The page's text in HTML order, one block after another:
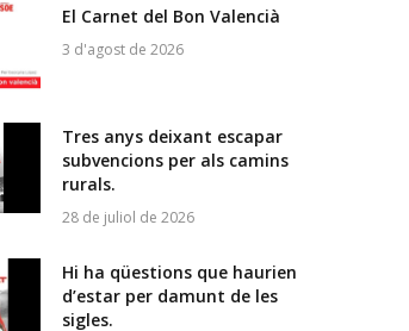
El Carnet del Bon Valencià
3 d'agost de 2026
Tres anys deixant escapar
subvencions per als camins
rurals.
28 de juliol de 2026
Hi ha qüestions que haurien
d’estar per damunt de les
sigles.